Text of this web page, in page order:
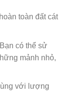
toàn đất cát
có thể sử
mảnh nhỏ,
với lượng